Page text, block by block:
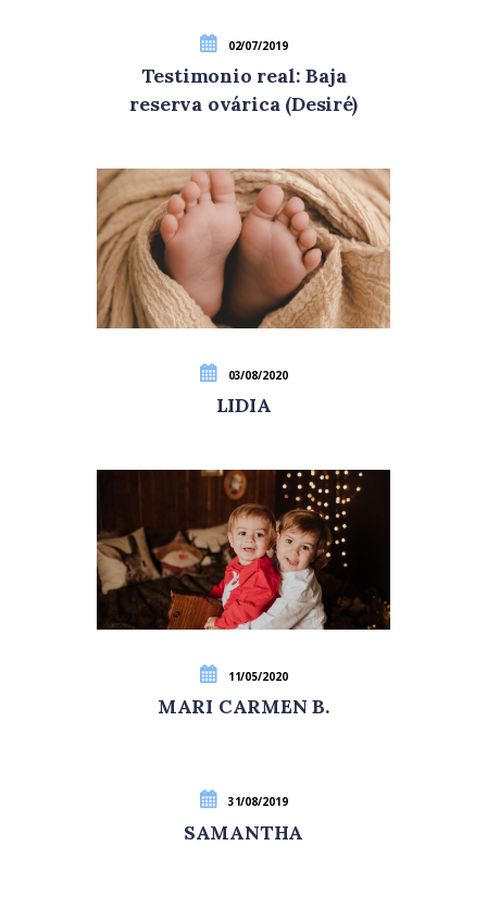
02/07/2019
Testimonio real: Baja
reserva ovárica (Desiré)
03/08/2020
LIDIA
11/05/2020
MARI CARMEN B.
31/08/2019
SAMANTHA